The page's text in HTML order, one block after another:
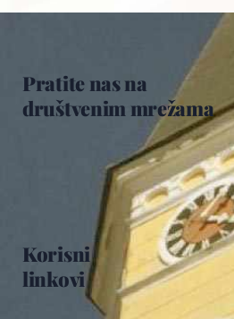
Korisni
linkovi
Pratite nas na
društvenim mrežama